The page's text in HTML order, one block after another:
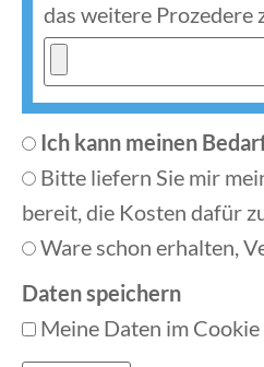
das weitere Prozedere
Ich kann meinen
Bitte liefern Sie mir
bereit, die Kosten dafür
Ware schon erhalten,
Daten speichern
Meine Daten im Cookie